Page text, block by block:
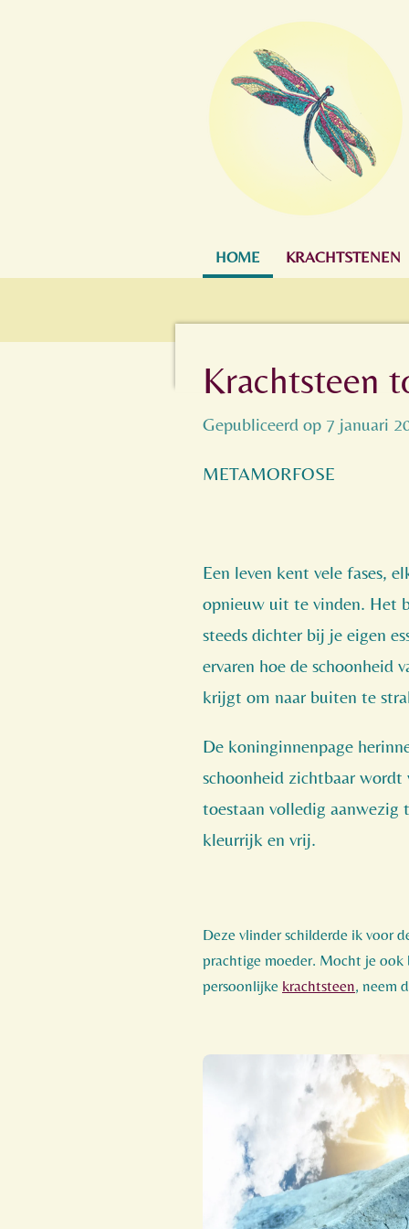
HOME KRACHTSTENEN
Krachtsteen
Gepubliceerd op 7 januari
METAMORFOSE
Een leven kent vele fases,
opnieuw uit te vinden. Het
steeds dichter bij je eigen
ervaren hoe de schoonheid
krijgt om naar buiten te
De koninginnenpage
schoonheid zichtbaar wordt
toestaan volledig
kleurrijk en vrij.
Deze vlinder schilderde ik voor
prachtige moeder. Mocht je ook
persoonlijke krachtsteen, neem